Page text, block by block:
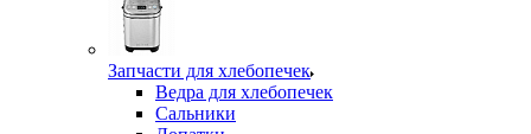
Запчасти для хлебопечек
Ведра для хлебопечек
Сальники